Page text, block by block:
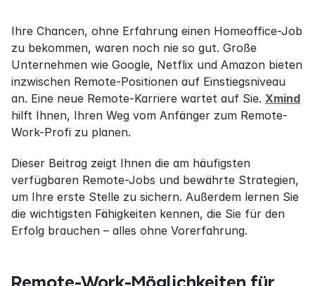
Ihre Chancen, ohne Erfahrung einen Homeoffice-Job
zu bekommen, waren noch nie so gut. Große
Unternehmen wie Google, Netflix und Amazon bieten
inzwischen Remote-Positionen auf Einstiegsniveau
an. Eine neue Remote-Karriere wartet auf Sie. Xmind
hilft Ihnen, Ihren Weg vom Anfänger zum Remote-
Work-Profi zu planen.
Dieser Beitrag zeigt Ihnen die am häufigsten
verfügbaren Remote-Jobs und bewährte Strategien,
um Ihre erste Stelle zu sichern. Außerdem lernen Sie
die wichtigsten Fähigkeiten kennen, die Sie für den
Erfolg brauchen – alles ohne Vorerfahrung.
Remote-Work-Möglichkeiten für